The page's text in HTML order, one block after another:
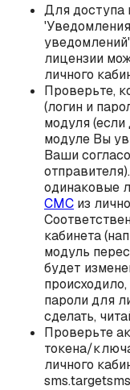
Для доступа
лицензии
личного
Проверьте,
(логин и
модуля
модуле Вы
Ваши
одинаковые
СМС из
кабинета
модуль
будет
пароли для
сделать,
Проверьте
токена/
личного